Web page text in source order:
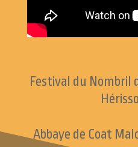
Festival du Nombril
Abbaye de Coat